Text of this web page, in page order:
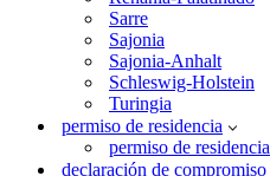
Sarre
Sajonia
Sajonia-Anhalt
Schleswig-Holstein
Turingia
permiso de residencia
permiso de residencia
declaración de compromiso